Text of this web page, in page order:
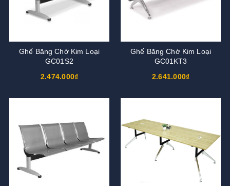
Ghế Băng Chờ Kim Loại
GC01S2
2.474.000₫
Ghế Băng Chờ Kim Loại
GC01KT3
2.641.000₫